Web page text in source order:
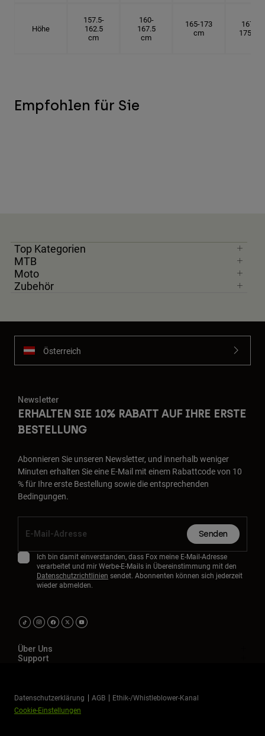
Höhe
157.5-
162.5
cm
160-
167.5
cm
165-173
cm
167.5-
175 cm
Empfohlen für Sie
Top Kategorien
MTB
Moto
Zubehör
Österreich
Newsletter
ERHALTEN SIE 10% RABATT AUF IHRE ERSTE
BESTELLUNG
Abonnieren Sie unseren Newsletter, und innerhalb weniger
Minuten erhalten Sie eine E-Mail mit einem Rabattcode von 10
% für Ihre erste Bestellung sowie die entsprechenden
Bedingungen.
Senden
Ich bin damit einverstanden, dass Fox meine E-Mail-Adresse
verarbeitet und mir Werbe-E-Mails in Übereinstimmung mit den
Datenschutzrichtlinien sendet. Abonnenten können sich jederzeit
wieder abmelden.
Über Uns
Support
Datenschutzerklärung AGB
Ethik-/Whistleblower-Kanal
Cookie-Einstellungen